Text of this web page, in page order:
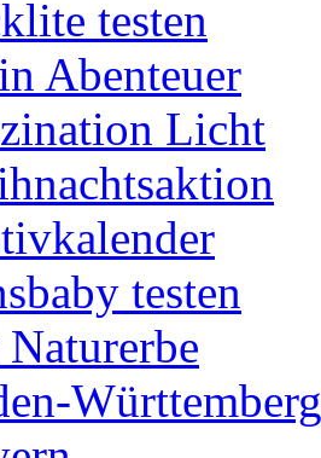
testen
Abenteuer
Licht
testen
Württemberg